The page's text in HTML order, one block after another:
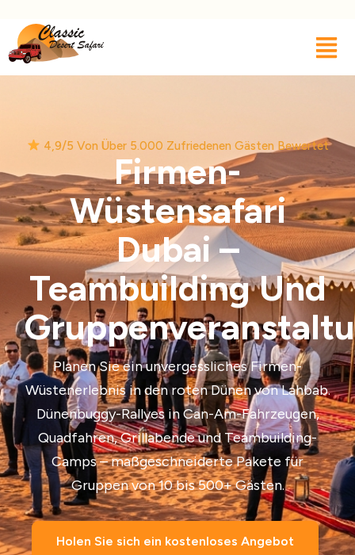
4,9/5 Von Über 5.000 Zufriedenen Gästen Bewertet
Firmen-
Wüstensafari
Dubai –
Teambuilding Und
Planen Sie ein unvergessliches Firmen-
Wüstenerlebnis in den roten Dünen von Lahbab.
Dünenbuggy-Rallyes in Can-Am-Fahrzeugen,
Quadfahren, Grillabende und Teambuilding-
Camps – maßgeschneiderte Pakete für
Gruppen von 10 bis 500+ Gästen.
Holen Sie sich ein kostenloses Angebot